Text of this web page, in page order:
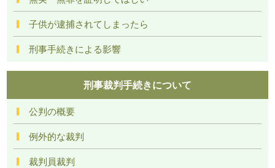
子供が逮捕されてしまったら
刑事手続きによる影響
刑事裁判手続きについて
公判の概要
例外的な裁判
裁判員裁判